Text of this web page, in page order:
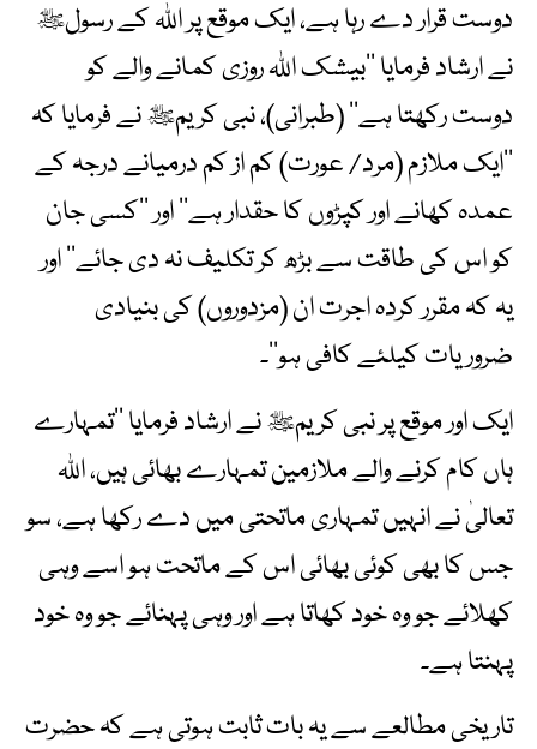
دوست قرار دے رہا ہے، ایک موقع پر اللہ کے رسولﷺ
نے ارشاد فرمایا ’’بیشک اللہ روزی کمانے والے کو
دوست رکھتا ہے‘‘ (طبرانی)، نبی کریمﷺ نے فرمایا کہ
’’ایک ملازم (مرد/ عورت) کم از کم درمیانے درجہ کے
عمدہ کھانے اور کپڑوں کا حقدار ہے‘‘ اور ’’کسی جان
کو اس کی طاقت سے بڑھ کر تکلیف نہ دی جائے‘‘ اور
یہ کہ مقرر کردہ اجرت ان (مزدوروں) کی بنیادی
ضروریات کیلئے کافی ہو‘‘۔
ایک اور موقع پر نبی کریمﷺ نے ارشاد فرمایا ’’تمہارے
ہاں کام کرنے والے ملازمین تمہارے بھائی ہیں، اللہ
تعالیٰ نے انہیں تمہاری ماتحتی میں دے رکھا ہے، سو
جس کا بھی کوئی بھائی اس کے ماتحت ہو اسے وہی
کھلائے جو وہ خود کھاتا ہے اور وہی پہنائے جو وہ خود
پہنتا ہے۔
تاریخی مطالعے سے یہ بات ثابت ہوتی ہے کہ حضرت